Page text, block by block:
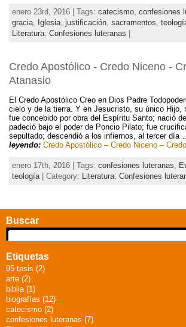
enero 23rd, 2016 | Tags: catecismo, confesiones
gracia, Iglesia, justificación, sacramentos,
Literatura: Confesiones luteranas
Credo Apostólico - Credo Niceno -
Atanasio
El Credo Apostólico Creo en Dios Padre
cielo y de la tierra. Y en Jesucristo, su único Hijo,
fue concebido por obra del Espíritu Santo; nació
padeció bajo el poder de Poncio Pilato; fue
sepultado; descendió a los infiernos, al tercer día
leyendo: Credo Apostólico – Credo Niceno –
enero 17th, 2016 | Tags: confesiones luteranas
teología | Category: Literatura: Confesiones
Buscar
Etiquetas
95 tesis (2)
arte (2)
biblia (1)
biografías (12)
catecismo (2)
confesiones luteranas (7)